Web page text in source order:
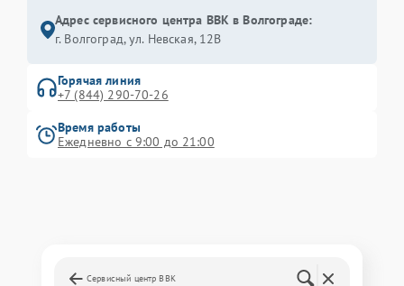
Адрес сервисного центра BBK в Волгограде:
г. Волгоград, ул. Невская, 12В
Горячая линия
+7 (844) 290-70-26
Время работы
Ежедневно с 9:00 до 21:00
Сервисный центр BBK